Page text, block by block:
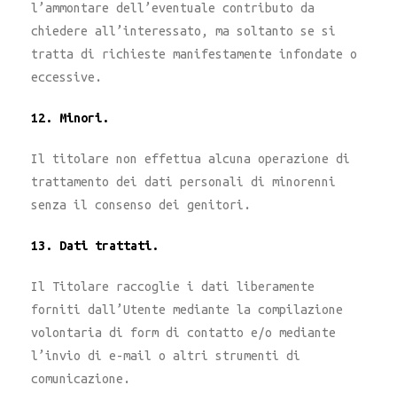
l’ammontare dell’eventuale contributo da
chiedere all’interessato, ma soltanto se si
tratta di richieste manifestamente infondate o
eccessive.
12. Minori.
Il titolare non effettua alcuna operazione di
trattamento dei dati personali di minorenni
senza il consenso dei genitori.
13. Dati trattati.
Il Titolare raccoglie i dati liberamente
forniti dall’Utente mediante la compilazione
volontaria di form di contatto e/o mediante
l’invio di e-mail o altri strumenti di
comunicazione.